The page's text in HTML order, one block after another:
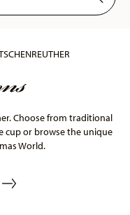
Choose from traditional
cup or browse the unique
World.